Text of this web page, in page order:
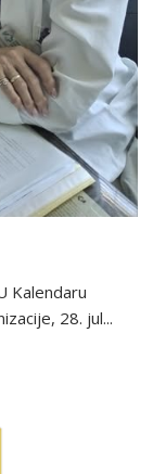
Kalendaru
28. jul...